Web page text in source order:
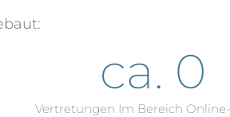
Vertretungen Im Bereich
ca. 0